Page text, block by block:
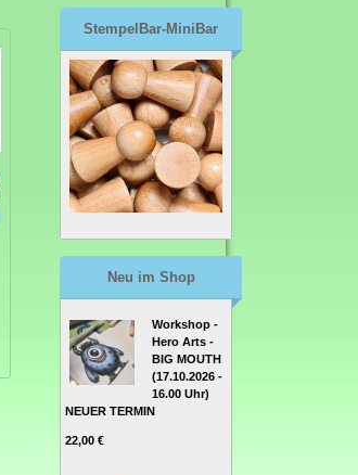
Gummistempel
Stamping Bella
Cling Stamp
AND THE
SQUIRREL
RUBBER
STAMP
14,99 €
Gummistempel
Stamping Bella
GNOME HOME
RUBBER
STAMP
15,99 €
StempelBar-MiniBar
Neu im Shop
Workshop -
Hero Arts -
BIG MOUTH
(17.10.2026 -
16.00 Uhr)
NEUER TERMIN
22,00 €